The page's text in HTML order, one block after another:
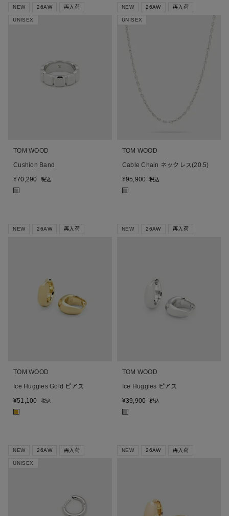
NEW 26AW 再入荷
UNISEX
TOM WOOD
Cushion Band
¥70,290 税込
■
NEW 26AW 再入荷
UNISEX
TOM WOOD
Cable Chain ネックレス(20.5)
¥95,900 税込
■
NEW 26AW 再入荷
TOM WOOD
Ice Huggies Gold ピアス
¥51,100 税込
■
NEW 26AW 再入荷
TOM WOOD
Ice Huggies ピアス
¥39,900 税込
■
NEW 26AW 再入荷
UNISEX
NEW 26AW 再入荷